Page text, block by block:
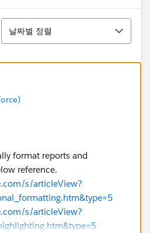
정렬
날짜별 정렬
format reports and
reference.
s/articleView?
s/articleView?